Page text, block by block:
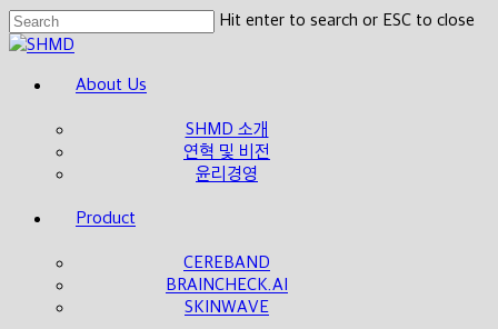
Skip
to
content
Hit enter to search or ESC to close
Close
Menu
About Us
SHMD 소개
연혁 및 비전
윤리경영
Product
CEREBAND
BRAINCHECK.AI
SKINWAVE